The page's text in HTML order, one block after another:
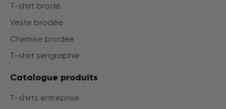
T-shirt brodé
Veste brodée
Chemise brodée
T-shirt serigraphie
Catalogue produits
T-shirts entreprise